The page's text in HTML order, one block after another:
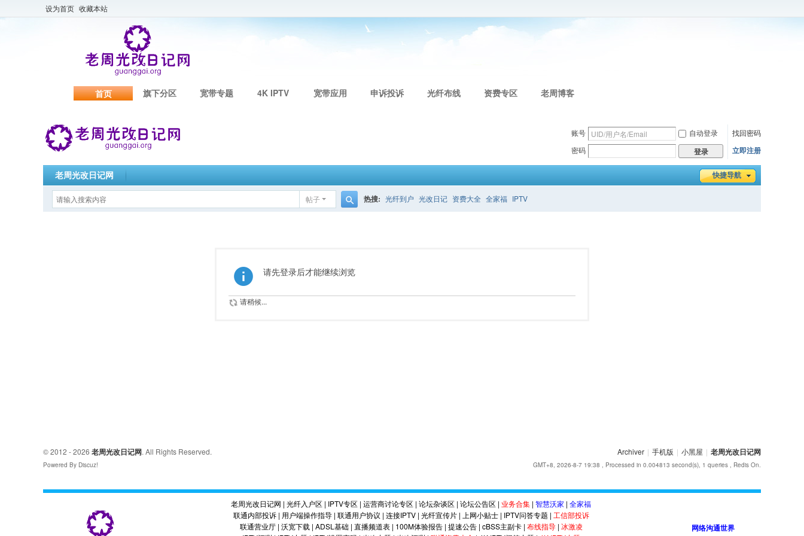
设为首页 收藏本站
首页 旗下分区 宽带专题 4K IPTV 宽带应用 申诉投诉 光纤布线 资费专区 老周博客
账号 自动登录
找回密码
密码
登录 立即注册
快捷导航
老周光改日记网
帖子 热搜: 光纤到户 光改日记 资费大全 全家福 IPTV
请先登录后才能继续浏览
请稍候...
Archiver | 手机版 | 小黑屋 | 老周光改日记网
GMT+8, 2026-8-7 19:38 , Processed in 0.004813 second(s), 1 queries , Redis On.
© 2012 - 2026 老周光改日记网. All Rights Reserved.
Powered By Discuz!
老周光改日记网 | 光纤入户区 | IPTV专区 | 运营商讨论专区 | 论坛杂谈区 | 论坛公告区 | 业务合集 | 智慧沃家 | 全家福
联通内部投诉| 用户端操作指导| 联通用户协议 | 连接IPTV| 光纤宣传片| 上网小贴士| IPTV问答专题 | 工信部投诉
联通营业厅| 沃宽下载| ADSL基础 | 直播频道表| 100M体验报告| 提速公告| cBSS主副卡| 布线指导| 冰激凌
网络沟通世界